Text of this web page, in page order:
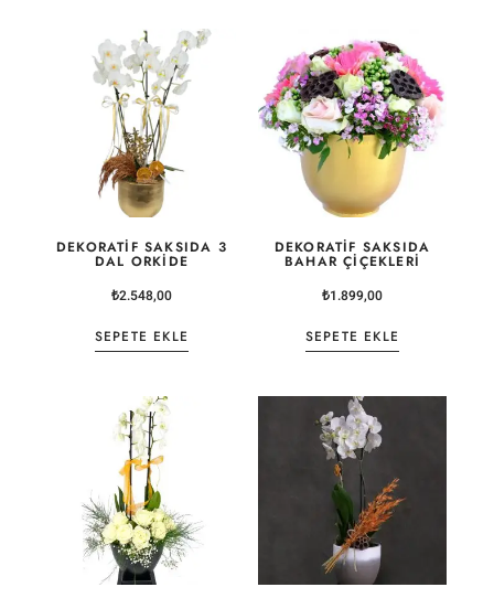
DEKORATIF SAKSIDA 3
DAL ORKIDE
₺2.548,00
SEPETE EKLE
DEKORATIF SAKSIDA
BAHAR ÇIÇEKLERI
₺1.899,00
SEPETE EKLE